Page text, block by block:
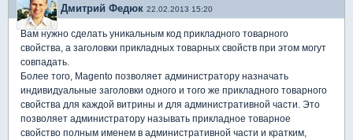
Дмитрий Федюк 22.02.2013 15:20
Вам нужно сделать уникальным код прикладного товарного
свойства, а заголовки прикладных товарных свойств при этом могут
совпадать.
Более того, Magento позволяет администратору назначать
индивидуальные заголовки одного и того же прикладного товарного
свойства для каждой витрины и для административной части. Это
позволяет администратору называть прикладное товарное
свойство полным именем в административной части и кратким,